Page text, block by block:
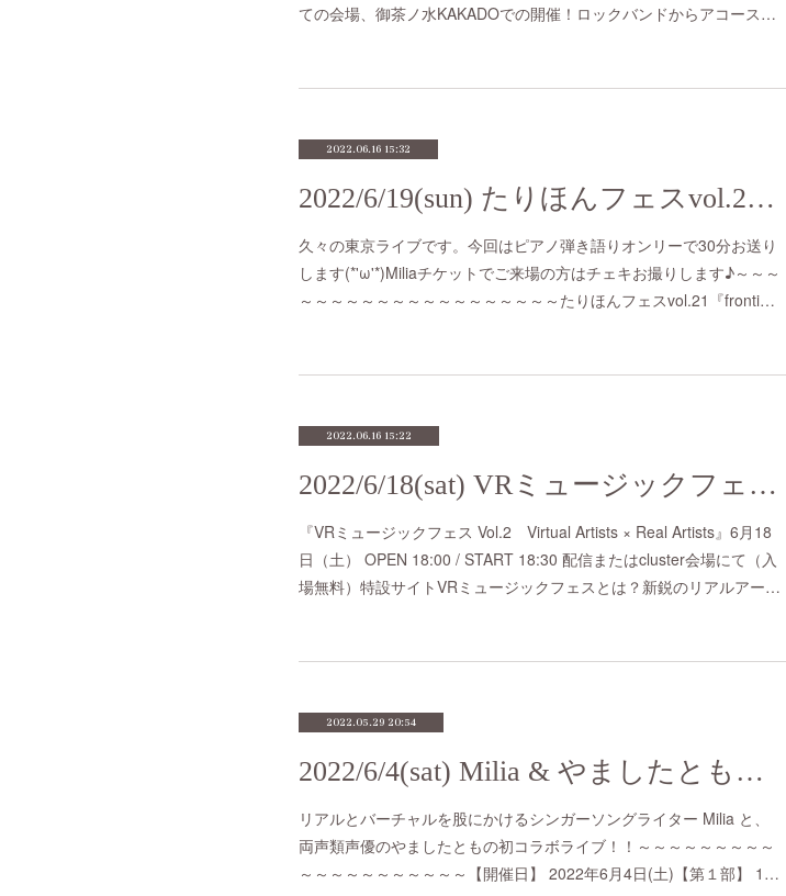
ての会場、御茶ノ水KAKADOでの開催！ロックバンドからアコース…
2022.06.16 15:32
2022/6/19(sun) たりほんフェスvol.21『frontier』
久々の東京ライブです。今回はピアノ弾き語りオンリーで30分お送り
します(*'ω'*)Miliaチケットでご来場の方はチェキお撮りします♪～～～
～～～～～～～～～～～～～～～～～たりほんフェスvol.21『fronti…
2022.06.16 15:22
2022/6/18(sat) VRミュージックフェス Vol.2
『VRミュージックフェス Vol.2 Virtual Artists × Real Artists』6月18
日（土） OPEN 18:00 / START 18:30 配信またはcluster会場にて（入
場無料）特設サイトVRミュージックフェスとは？新鋭のリアルアー…
2022.05.29 20:54
2022/6/4(sat) Milia & やましたともツーマンライブ in ピーチバレイ
リアルとバーチャルを股にかけるシンガーソングライター Milia と、
両声類声優のやましたともの初コラボライブ！！～～～～～～～～～
～～～～～～～～～～～【開催日】 2022年6月4日(土)【第１部】 1…